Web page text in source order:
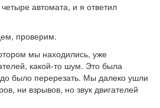
автомата, и я ответил
проверим.
мы находились, уже
какой-то шум. Это была
было перерезать. Мы далеко ушли
ни взрывов, но звук двигателей